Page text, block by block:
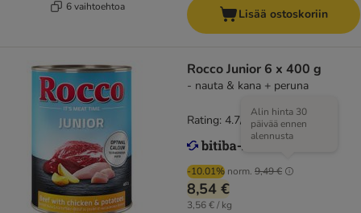
6 vaihtoehtoa
Lisää ostoskoriin
Rocco Junior 6 x 400 g
- nauta & kana + peruna
-10.01% norm. 9,49 €
Alin hinta 30
päivää ennen
alennusta
8,54 €
3,56 € / kg
Rating: 4.7/5